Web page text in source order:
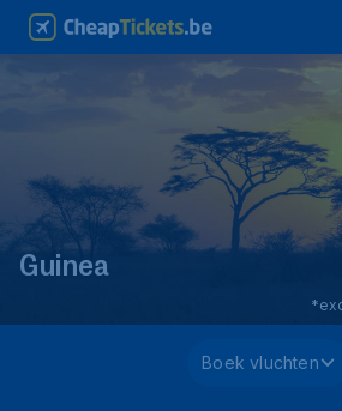
Guinea
Boek vluchten